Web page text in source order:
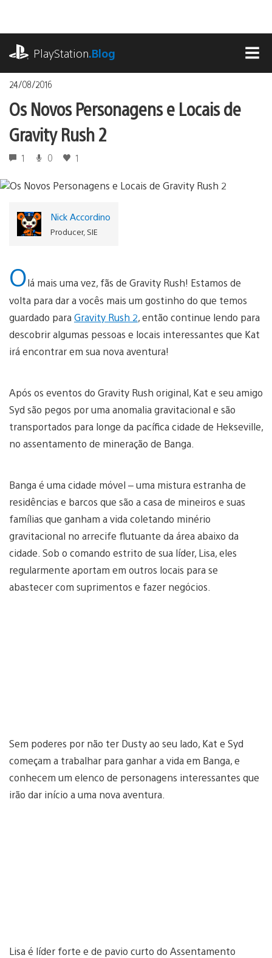
o
conteúdoPlayStation.Blog
24/08/2016
Os Novos Personagens e Locais de
Gravity Rush 2
1 0 1
Nick Accordino
Producer, SIE
Olá mais uma vez, fãs de Gravity Rush! Estamos de
volta para dar a vocês mais um gostinho do que temos
guardado para Gravity Rush 2, então continue lendo para
descobrir algumas pessoas e locais interessantes que Kat
irá encontrar em sua nova aventura!
Após os eventos do Gravity Rush original, Kat e seu amigo
Syd são pegos por uma anomalia gravitacional e são
transportados para longe da pacífica cidade de Hekseville,
no assentamento de mineração de Banga.
Banga é uma cidade móvel – uma mistura estranha de
residências e barcos que são a casa de mineiros e suas
famílias que ganham a vida coletando minério
gravitacional no arrecife flutuante da área abaixo da
cidade. Sob o comando estrito de sua líder, Lisa, eles
regularmente aportam em outros locais para se
abastecer com suprimentos e fazer negócios.
Sem poderes por não ter Dusty ao seu lado, Kat e Syd
começam a trabalhar para ganhar a vida em Banga, e
conhecem um elenco de personagens interessantes que
irão dar início a uma nova aventura.
Lisa é líder forte e de pavio curto do Assentamento